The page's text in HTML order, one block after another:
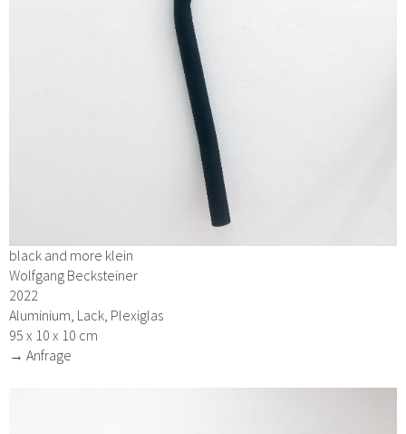
black and more klein
Wolfgang Becksteiner
2022
Aluminium, Lack, Plexiglas
95 x 10 x 10 cm
→ Anfrage